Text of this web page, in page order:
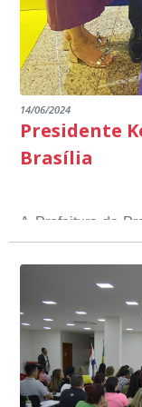
14/06/2024
Presidente
Brasília
A Prefeitura de
nacional do
Empreendedora,
dos gestores
desenvolvimento
partir de
a
modernização